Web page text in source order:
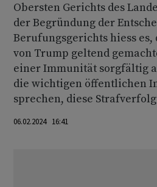
Obersten Gerichts des
der Begründung der
Berufungsgerichts hiess es,
von Trump geltend
einer Immunität sorgfältig
die wichtigen öffentlichen
sprechen, diese
06.02.2024 16:41